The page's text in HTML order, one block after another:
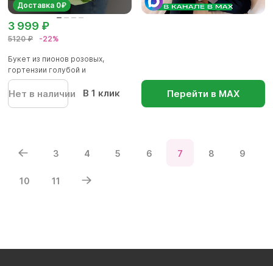
Доставка 0₽
5120 ₽ -22%
3 999 ₽
Букет из пионов розовых,
гортензии голубой и
альстромер...
Нет в наличии В 1 клик Перейти в МАХ
3 4 5 6 7 8 9
10 11